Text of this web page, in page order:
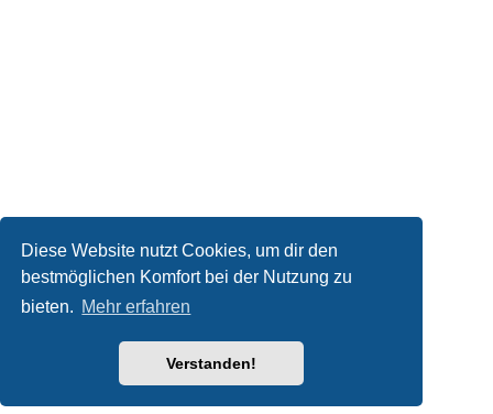
Diese Website nutzt Cookies, um dir den
bestmöglichen Komfort bei der Nutzung zu
bieten. Mehr erfahren
Verstanden!